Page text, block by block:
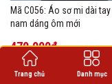
Mã C056: Áo sơ mi dài
nam dáng ôm mới
470.000₫
680.000₫
Trang chủ Danh mục